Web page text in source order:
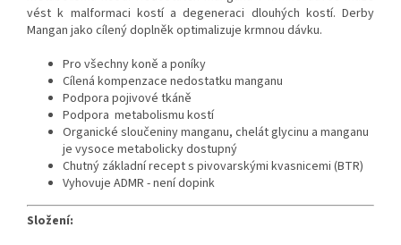
vést k malformaci kostí a degeneraci dlouhých kostí. Derby
Mangan jako cílený doplněk optimalizuje krmnou dávku.
Pro všechny koně a poníky
Cílená kompenzace nedostatku manganu
Podpora pojivové tkáně
Podpora metabolismu kostí
Organické sloučeniny manganu, chelát glycinu a manganu
je vysoce metabolicky dostupný
Chutný základní recept s pivovarskými kvasnicemi (BTR)
Vyhovuje ADMR - není dopink
Složení: